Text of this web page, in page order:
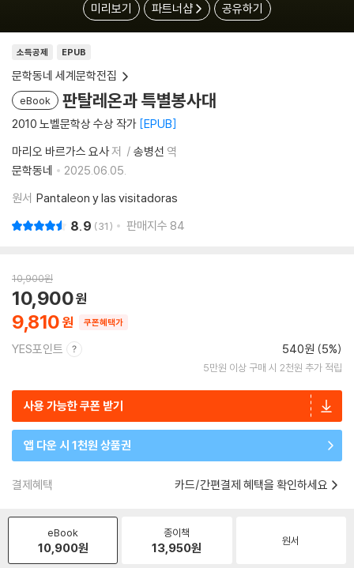
미리보기 파트너샵 공유하기
소득공제 EPUB
문학동네 세계문학전집
eBook 판탈레온과 특별봉사대
2010 노벨문학상 수상 작가 EPUB
마리오 바르가스 요사저 송병선 역
문학동네
2025.06.05.
원서 Pantaleon y las visitadoras
8.9 31 판매지수 84
10,900원
9,810
10,900
쿠폰혜택가
YES포인트 540원 (5%)
5만원 이상 구매 시 2천원 추가 적립
사용 가능한 쿠폰 받기
앱 다운 시 1천원 상품권
결제혜택 카드/간편결제 혜택을 확인하세요
eBook
10,900원
종이책
13,950원 원서